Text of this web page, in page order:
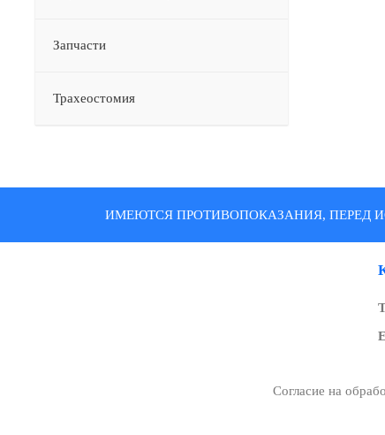
Запчасти
Трахеостомия
ИМЕЮТСЯ ПРОТИВОПОКАЗАНИЯ, ПЕРЕД
Согласие на